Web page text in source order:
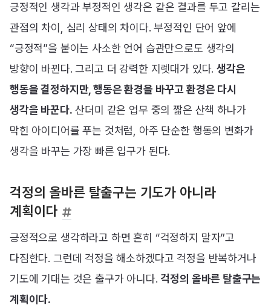
긍정적인 생각과 부정적인 생각은 같은 결과를 두고 갈리는
관점의 차이, 심리 상태의 차이다. 부정적인 단어 앞에
“긍정적”을 붙이는 사소한 언어 습관만으로도 생각의
방향이 바뀐다. 그리고 더 강력한 지렛대가 있다. 생각은
행동을 결정하지만, 행동은 환경을 바꾸고 환경은 다시
생각을 바꾼다. 산더미 같은 업무 중의 짧은 산책 하나가
막힌 아이디어를 푸는 것처럼, 아주 단순한 행동의 변화가
생각을 바꾸는 가장 빠른 입구가 된다.
걱정의 올바른 탈출구는 기도가 아니라
계획이다
긍정적으로 생각하라고 하면 흔히 “걱정하지 말자”고
다짐한다. 그런데 걱정을 해소하겠다고 걱정을 반복하거나
기도에 기대는 것은 출구가 아니다. 걱정의 올바른 탈출구는
계획이다.